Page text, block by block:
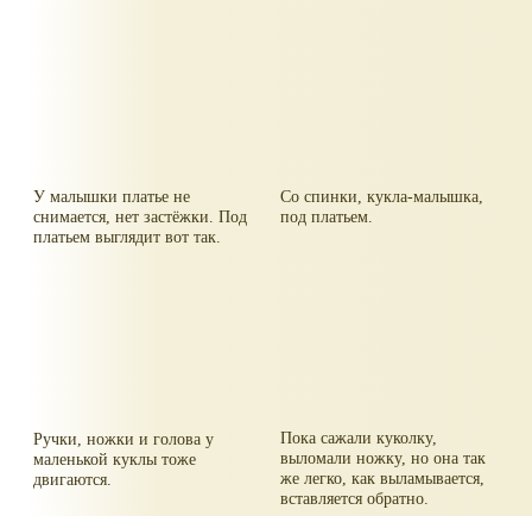
У малышки платье не
снимается, нет застёжки. Под
платьем выглядит вот так.
Со спинки, кукла-малышка,
под платьем.
Ручки, ножки и голова у
маленькой куклы тоже
двигаются.
Пока сажали куколку,
выломали ножку, но она так
же легко, как выламывается,
вставляется обратно.